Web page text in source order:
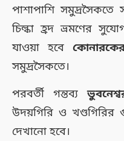
পাশাপাশি
চিল্কা হ্রদ ভ্রমণের
যাওয়া হবে
সমুদ্রসৈকতে।
পরবর্তী গন্তব্য
উদয়গিরি ও খণ্ডগিরির
দেখানো হবে।